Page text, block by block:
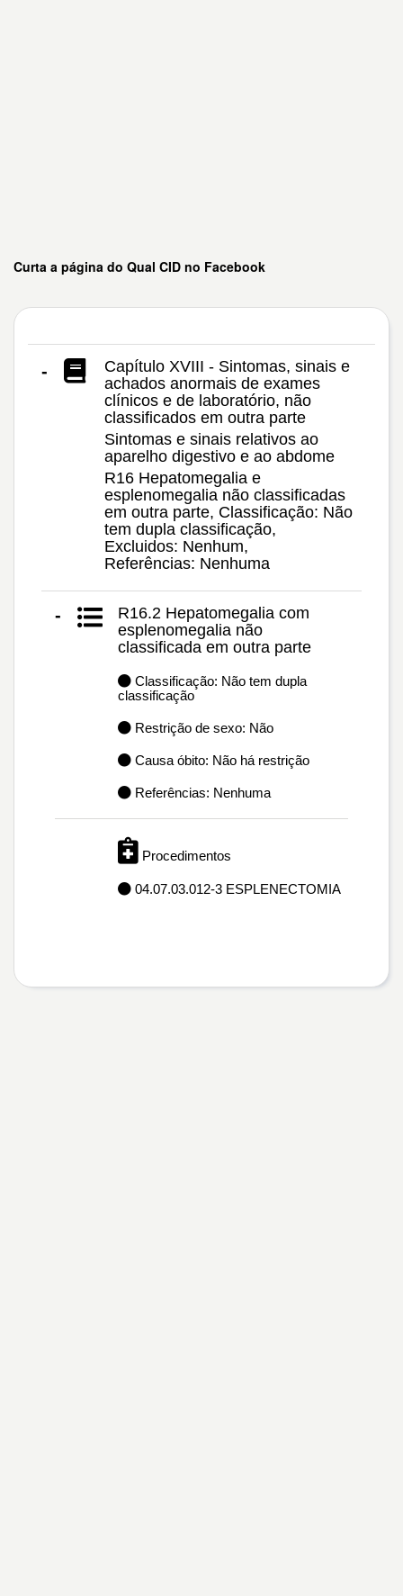
Curta a página do Qual CID no Facebook
-
Capítulo XVIII - Sintomas, sinais e
achados anormais de exames
clínicos e de laboratório, não
classificados em outra parte
Sintomas e sinais relativos ao
aparelho digestivo e ao abdome
R16 Hepatomegalia e
esplenomegalia não classificadas
em outra parte, Classificação: Não
tem dupla classificação,
Excluidos: Nenhum,
Referências: Nenhuma
-
R16.2 Hepatomegalia com
esplenomegalia não
classificada em outra parte
Classificação: Não tem dupla
classificação
Restrição de sexo: Não
Causa óbito: Não há restrição
Referências: Nenhuma
Procedimentos
04.07.03.012-3 ESPLENECTOMIA